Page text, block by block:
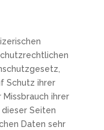
Schutz ihrer
ihrer
Seiten
Daten sehr